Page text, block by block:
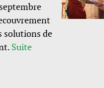
solutions de
Suite